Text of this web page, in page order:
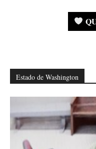
Estado de Washington